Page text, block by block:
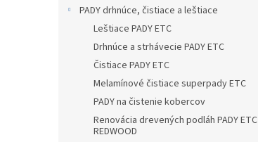
PADY drhnúce, čistiace a leštiace
Leštiace PADY ETC
Drhnúce a strhávecie PADY ETC
Čistiace PADY ETC
Melamínové čistiace superpady ETC
PADY na čistenie kobercov
Renovácia drevených podláh PADY ETC
REDWOOD